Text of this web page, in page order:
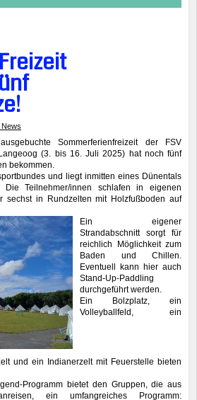
Sommerferienfreizeit der FSV
(3. bis 16. Juli 2025) hat noch fünf
bekommen.
und liegt inmitten eines Dünentals
Teilnehmer/innen schlafen in eigenen
sechst in Rundzelten mit Holzfußboden auf
Ein eigener
Strandabschnitt sorgt für
reichlich Möglichkeit zum
Baden und Chillen.
Eventuell kann hier auch
Stand-Up-Paddling
durchgeführt werden.
Ein Bolzplatz, ein
Volleyballfeld, ein
und ein Indianerzelt mit Feuerstelle bieten
Programm bietet den Gruppen, die aus
ein umfangreiches Programm: